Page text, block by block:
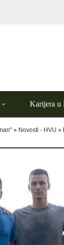
Karijera u
» Novosti - HVU »